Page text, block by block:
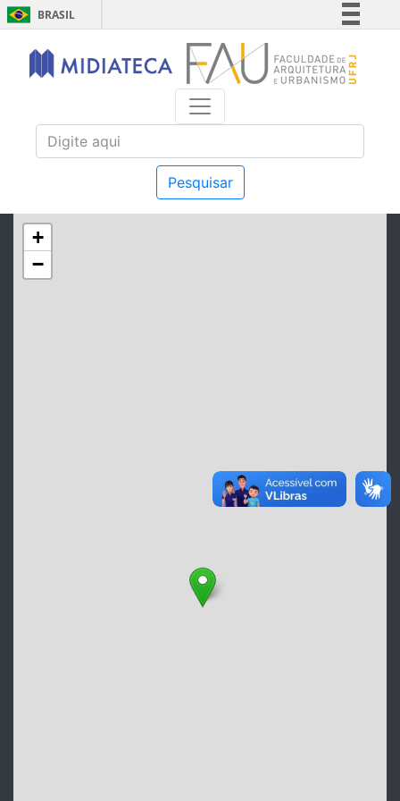
BRASIL
Simplifique!
Comunica BR
Acesso à informação
Pesquisar
+
−